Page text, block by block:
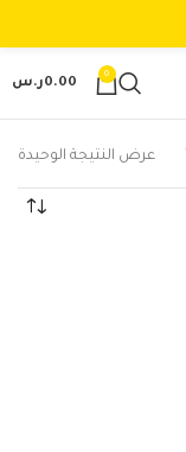
0
0.00ر.س
عرض النتيجة الوحيدة